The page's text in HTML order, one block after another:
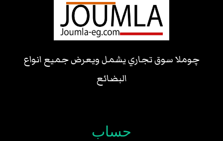
چوملا سوق تجاري يشمل ويعرض جميع انواع
البضائع
حساب